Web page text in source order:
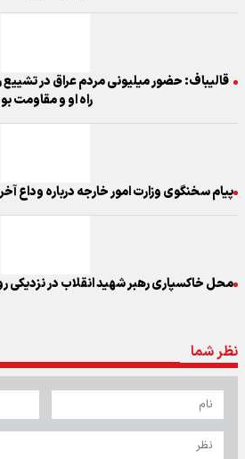
قالیباف: حضور میلیونی مردم عراق در تشییع
راه او و مقاومت
پیام سخنگوی وزارت امور خارجه درباره وداع
محل خاکسپاری رهبر شهید انقلاب در نزدیکی
نظر شما